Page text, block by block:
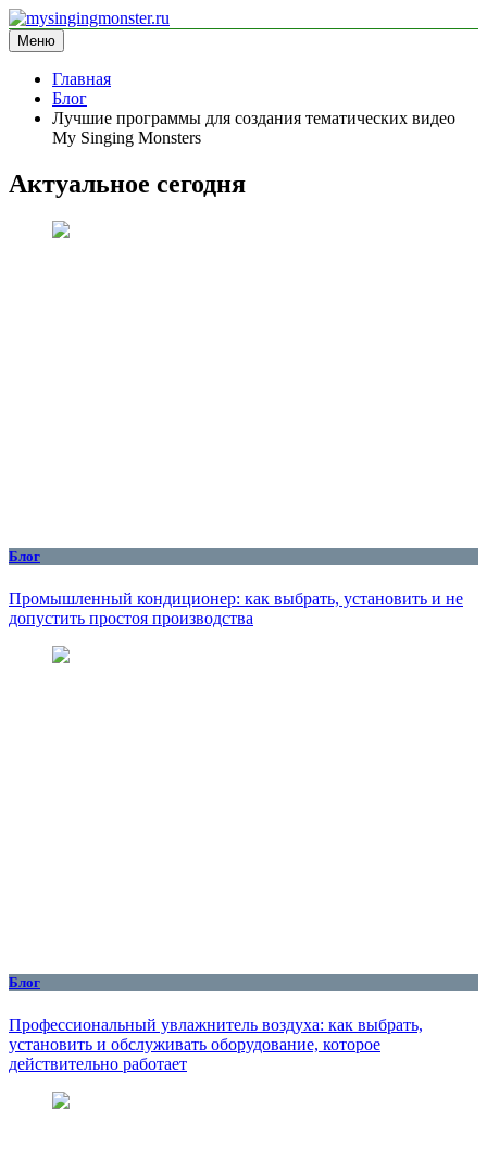
Перейти
к
содержимому
mysingingmonster.ru
информационный сайт
Меню
Главная
Блог
Лучшие программы для создания тематических видео
My Singing Monsters
Актуальное сегодня
Блог
Промышленный кондиционер: как выбрать, установить и не
допустить простоя производства
Блог
Профессиональный увлажнитель воздуха: как выбрать,
установить и обслуживать оборудование, которое
действительно работает